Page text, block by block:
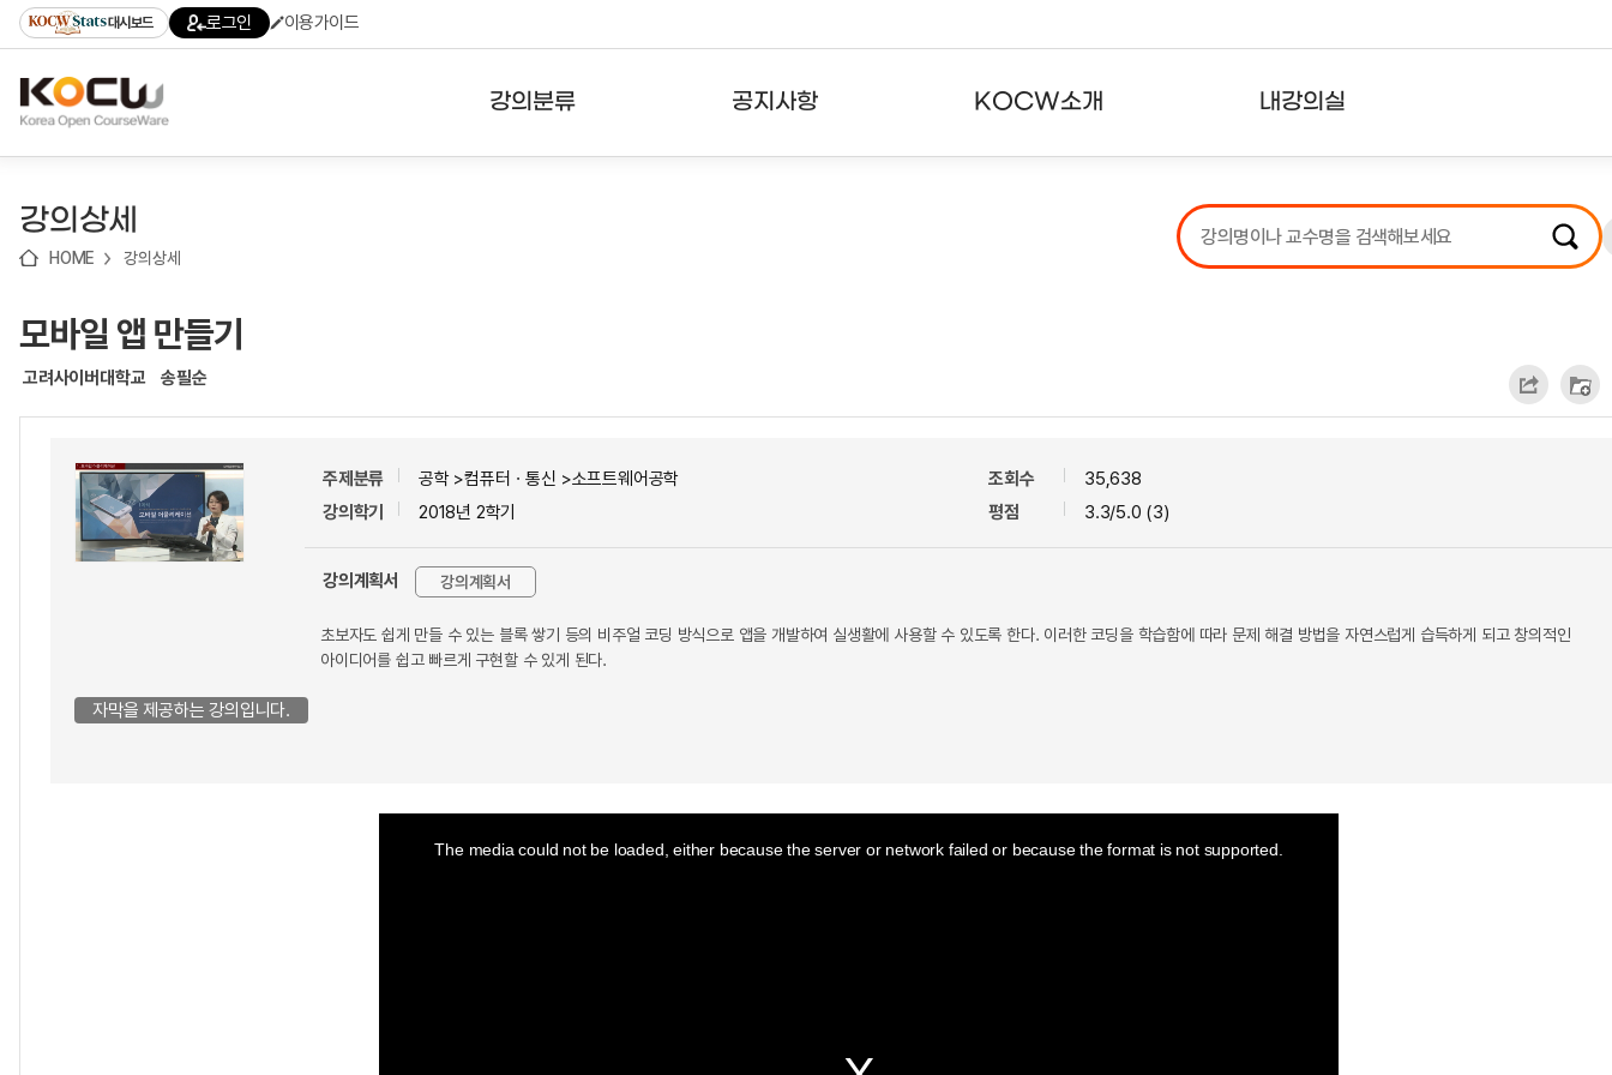
기
기
기
content)
가
대시보드 로그인 이용가이드
강의분류 공지사항 KOCW소개 내강의실
강의리스트
수강확인증강의
강의상세
HOME 강의상세
모바일 앱 만들기
고려사이버대학교 송필순
주제분류
공학 >컴퓨터ㆍ통신 >소프트웨어공학
강의학기
2018년 2학기
조회수
35,638
평점
3.3/5.0 (3)
강의계획서 강의계획서
초보자도 쉽게 만들 수 있는 블록 쌓기 등의 비주얼 코딩 방식으로 앱을 개발하여 실생활에 사용할 수 있도록 한다. 이러한 코딩을 학습함에 따라 문제 해결 방법을 자연스럽게 습득하게 되고 창의적인
아이디어를 쉽고 빠르게 구현할 수 있게 된다.
자막을 제공하는 강의입니다.
The media could not be loaded, either because the server or network failed or because the format is not supported.